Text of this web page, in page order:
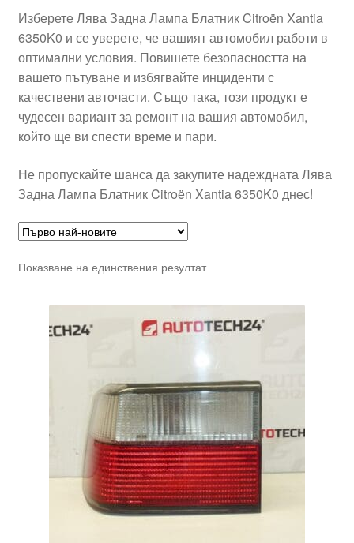
Транспорт
Изберете Лява Задна Лампа Блатник Citroën Xantia
6350K0 и се уверете, че вашият автомобил работи в
оптимални условия. Повишете безопасността на
вашето пътуване и избягвайте инциденти с
качествени авточасти. Също така, този продукт е
чудесен вариант за ремонт на вашия автомобил,
който ще ви спести време и пари.
Не пропускайте шанса да закупите надеждната Лява
Задна Лампа Блатник Citroën Xantia 6350K0 днес!
Показване на единствения резултат